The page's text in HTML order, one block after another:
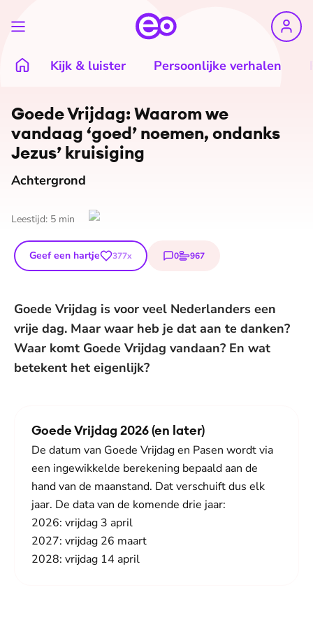
Kijk & luister Persoonlijke verhalen
©Thuong Do (Unsplash)
Goede Vrijdag: Waarom we
vandaag ‘goed’ noemen, ondanks
Jezus’ kruisiging
Achtergrond
Leestijd: 5 min
Geef een hartje 377x 0
reacties
967
stemmen
Goede Vrijdag is voor veel Nederlanders een
vrije dag. Maar waar heb je dat aan te danken?
Waar komt Goede Vrijdag vandaan? En wat
betekent het eigenlijk?
Goede Vrijdag 2026 (en later)
De datum van Goede Vrijdag en Pasen wordt via
een ingewikkelde berekening bepaald aan de
hand van de maanstand. Dat verschuift dus elk
jaar. De data van de komende drie jaar:
2026: vrijdag 3 april
2027: vrijdag 26 maart
2028: vrijdag 14 april